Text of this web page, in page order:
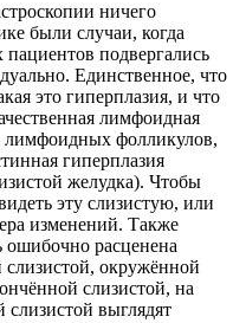
ничего
были случаи, когда
подвергались
Единственное, что
это гиперплазия, и что
лимфоидная
лимфоидных фолликулов,
гиперплазия
желудка). Чтобы
эту слизистую, или
изменений. Также
ошибочно расценена
слизистой, окружённой
слизистой, на
слизистой выглядят